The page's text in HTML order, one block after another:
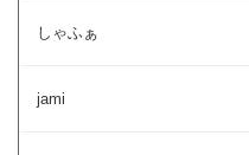
しゃふぁ
jami